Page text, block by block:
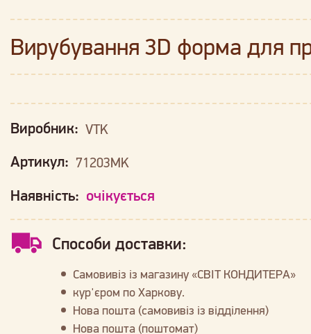
Вирубування 3D форма для
Виробник: VTK
Артикул: 71203MK
Наявність: очікується
Способи доставки:
Самовивіз із магазину «СВІТ КОНДИТЕРА»
кур'єром по Харкову.
Нова пошта (самовивіз із відділення)
Нова пошта (поштомат)